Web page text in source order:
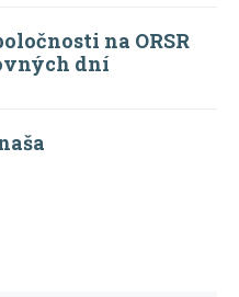
na ORSR
dní